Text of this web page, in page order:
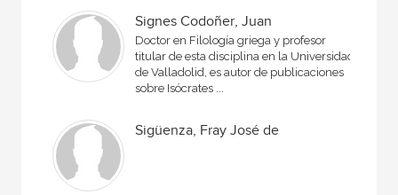
Signes Codoñer, Juan
Doctor en Filología griega y profesor
titular de esta disciplina en la Universidad
de Valladolid, es autor de publicaciones
sobre Isócrates ...
Sigüenza, Fray José de